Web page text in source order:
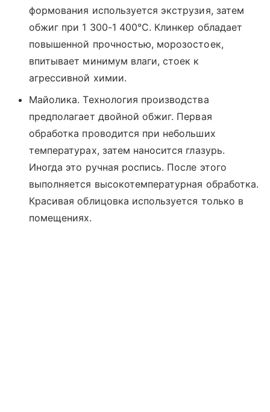
формования используется экструзия, затем
обжиг при 1 300-1 400°С. Клинкер обладает
повышенной прочностью, морозостоек,
впитывает минимум влаги, стоек к
агрессивной химии.
Майолика. Технология производства
предполагает двойной обжиг. Первая
обработка проводится при небольших
температурах, затем наносится глазурь.
Иногда это ручная роспись. После этого
выполняется высокотемпературная обработка.
Красивая облицовка используется только в
помещениях.